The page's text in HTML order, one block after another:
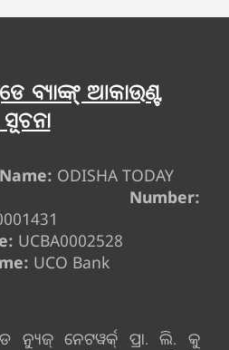
ବ୍ୟାଙ୍କ୍ ଆକାଉଣ୍ଟ
ସୂଚନା
ODISHA TODAY
Number:
UCBA0002528
UCO Bank
ନ୍ୟୁଜ୍ ନେଟୱର୍କ୍ ପ୍ରା. ଲି. କୁ